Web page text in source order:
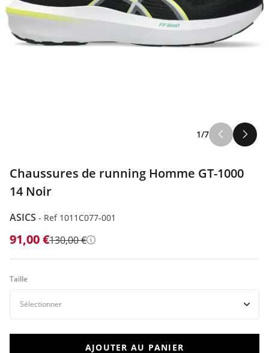
1/7
Chaussures de running Homme GT-1000
14 Noir
ASICS - Ref 1011C077-001
91,00 €130,00 € Détails
Taille
AJOUTER AU PANIER